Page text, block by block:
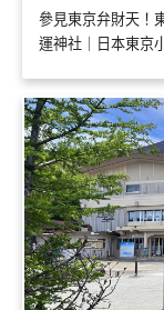
參見東京弁財天！
運神社｜日本東京